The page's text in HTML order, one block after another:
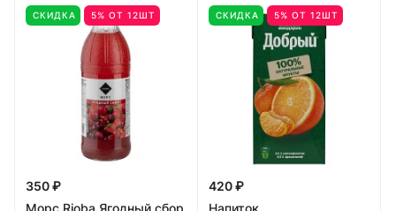
СКИДКА 5% ОТ 12ШТ
350 ₽
Морс Rioba Ягодный сбор
СКИДКА 5% ОТ 12ШТ
420 ₽
Напиток